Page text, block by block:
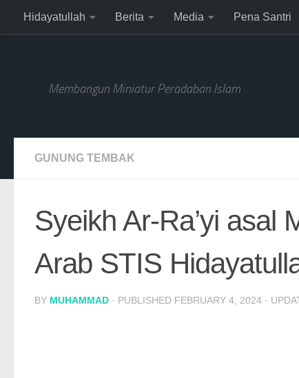
Skip to content
Hidayatullah Berita Media Pena Santri
Membangun Miniatur Peradaban Islam
GUNUNG TEMBAK
Syeikh Ar-Ra’yi asal
Arab STIS
BY MUHAMMAD · PUBLISHED FEBRUARY 4, 2024 ·